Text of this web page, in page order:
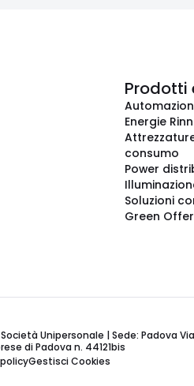
Prodotti
Energie
consumo
Power
Soluzioni
Green Offer
Società Unipersonale | Sede: Padova
di Padova n. 44121bis
Gestisci Cookies